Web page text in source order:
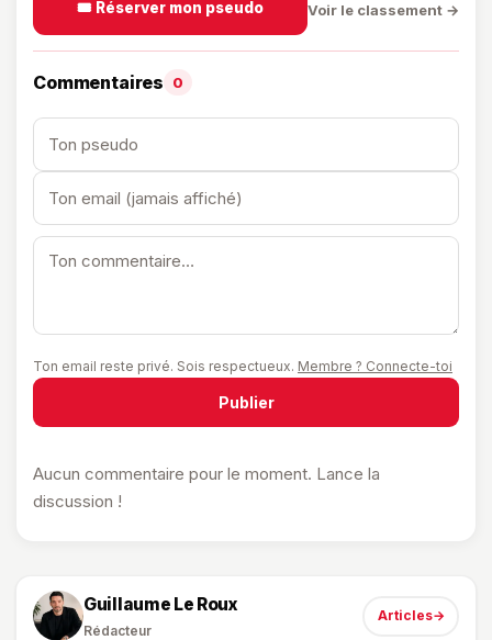
🎟️ Réserver mon pseudo Voir le classement →
Commentaires 0
Ton email reste privé. Sois respectueux. Membre ? Connecte-toi
Publier
Aucun commentaire pour le moment. Lance la
discussion !
Guillaume Le Roux
Rédacteur
Articles→